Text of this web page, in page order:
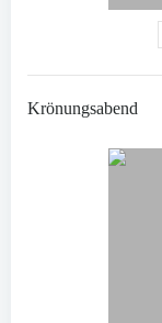
Krönungsabend